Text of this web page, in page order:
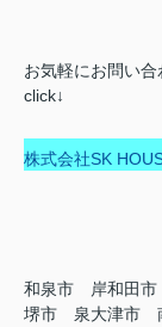
お気軽にお問い合
click↓
株式会社SK
和泉市 岸和田
堺市 泉大津市